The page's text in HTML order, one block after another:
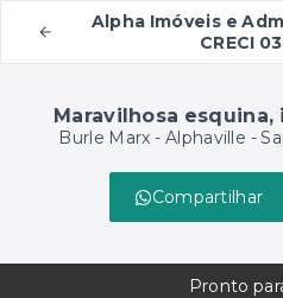
Alpha Imóveis e
CRECI
Maravilhosa
Burle Marx -Alphaville -
Compartilhar
Pronto